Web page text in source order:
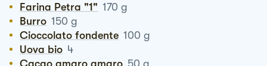
Farina Petra "1" 170 g
Burro 150 g
Cioccolato fondente 100 g
Uova bio 4
Cacao amaro amaro 50 g